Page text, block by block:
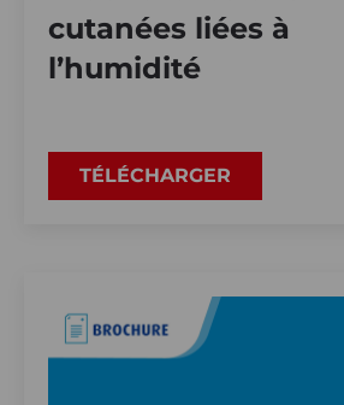
cutanées liées à
l’humidité
TÉLÉCHARGER